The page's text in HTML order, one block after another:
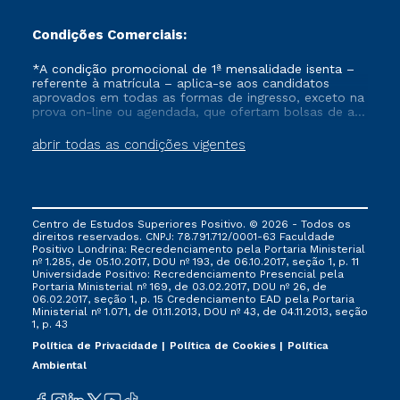
Condições Comerciais:
abrir todas as condições vigentes
*A condição promocional de 1ª mensalidade isenta –
referente à matrícula – aplica-se aos candidatos
aprovados em todas as formas de ingresso, exceto na
prova on-line ou agendada, que ofertam bolsas de até
vigente, que ainda não tenham efetivado e/ou não
tenham cancelado ou trancado sua matrícula em uma
via FIES, Prouni e outros programas governamentais, e
não se acumula com nenhuma outra campanha
ofertada pela Instituição.
Centro de Estudos Superiores Positivo. © 2026 - Todos os
direitos reservados. CNPJ: 78.791.712/0001-63 Faculdade
Positivo Londrina: Recredenciamento pela Portaria Ministerial
nº 1.285, de 05.10.2017, DOU nº 193, de 06.10.2017, seção 1, p. 11
Universidade Positivo: Recredenciamento Presencial ​pela
Portaria Ministerial nº 169, de 03.02.2017, DOU nº 26, de
06.02.2017, seção 1, p. 15 Credenciamento EAD pela Portaria
Ministerial nº 1.071, de 01.11.2013, DOU nº 43, de 04.11.2013, seção
1, p. 43
Política de Privacidade
Política de Cookies
Política
Ambiental